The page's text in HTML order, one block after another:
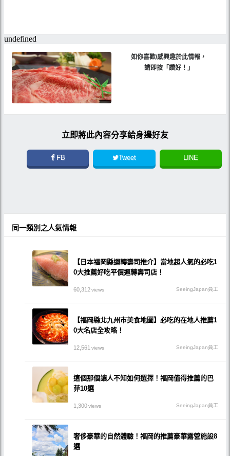
如你喜歡/感興趣於此情報，
請即按「讚好！」
立即將此內容分享給身邊好友
FB Tweet LINE
同一類別之人氣情報
【日本福岡縣迴轉壽司推介】當地超人氣的必吃1
0大推薦好吃平價迴轉壽司店！
60,312views SeeingJapan員工
【福岡縣北九州市美食地圖】必吃的在地人推薦1
0大名店全攻略！
12,561views SeeingJapan員工
這個那個讓人不知如何選擇！福岡值得推薦的巴
菲10選
1,300views SeeingJapan員工
奢侈豪華的自然體驗！福岡的推薦豪華露營施設8
選